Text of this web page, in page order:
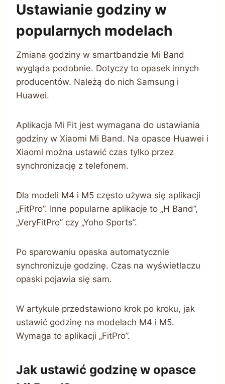
Ustawianie godziny w
popularnych modelach
Zmiana godziny w smartbandzie Mi Band
wygląda podobnie. Dotyczy to opasek innych
producentów. Należą do nich Samsung i
Huawei.
Aplikacja Mi Fit jest wymagana do ustawiania
godziny w Xiaomi Mi Band. Na opasce Huawei i
Xiaomi można ustawić czas tylko przez
synchronizację z telefonem.
Dla modeli M4 i M5 często używa się aplikacji
„FitPro”. Inne popularne aplikacje to „H Band”,
„VeryFitPro” czy „Yoho Sports”.
Po sparowaniu opaska automatycznie
synchronizuje godzinę. Czas na wyświetlaczu
opaski pojawia się sam.
W artykule przedstawiono krok po kroku, jak
ustawić godzinę na modelach M4 i M5.
Wymaga to aplikacji „FitPro”.
Jak ustawić godzinę w opasce